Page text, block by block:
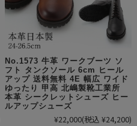
No.1573 牛革 ワークブーツ ソ
フト タンクソール 6cm ヒール
アップ 送料無料 4E 幅広 ワイド
ゆったり 甲高 北嶋製靴工業所
本革 シークレットシューズ ヒー
ルアップシューズ
¥22,000(税込 ¥24,200)